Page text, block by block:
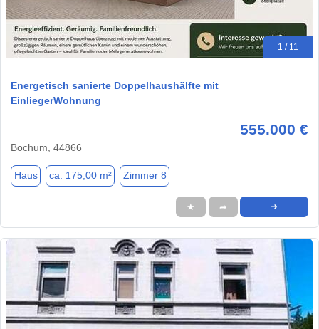
1 / 11
Energetisch sanierte Doppelhaushälfte mit
EinliegerWohnung
555.000 €
Bochum, 44866
Haus ca. 175,00 m² Zimmer 8
★ ➦ ➜